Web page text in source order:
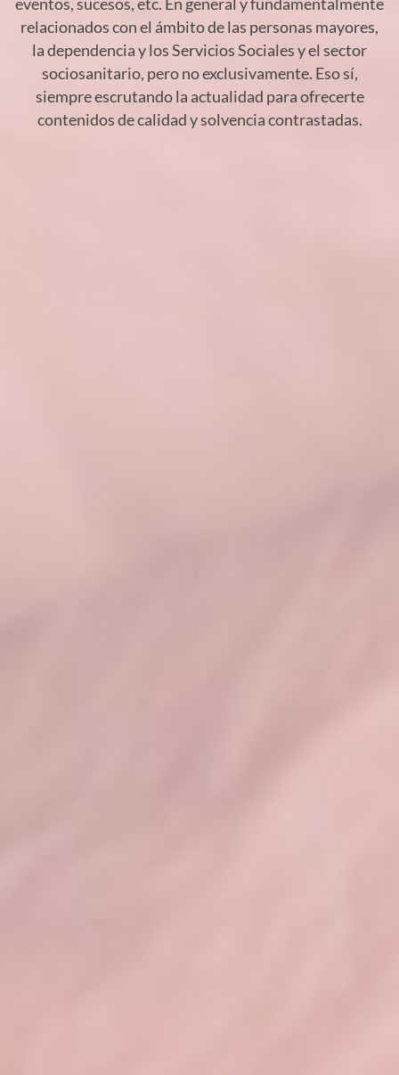
relacionados con el ámbito de las personas mayores,
la dependencia y los Servicios Sociales y el sector
sociosanitario, pero no exclusivamente. Eso sí,
siempre escrutando la actualidad para ofrecerte
contenidos de calidad y solvencia contrastadas.